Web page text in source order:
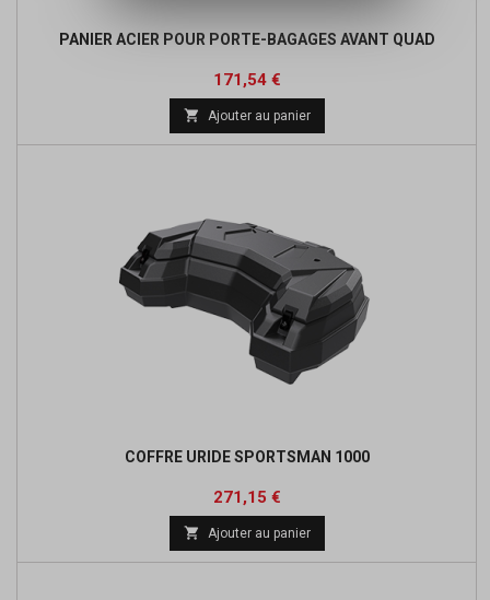
PANIER ACIER POUR PORTE-BAGAGES AVANT QUAD
Prix
171,54 €
 Ajouter au panier
COFFRE URIDE SPORTSMAN 1000
Prix
271,15 €Prix
de
base
 Ajouter au panier